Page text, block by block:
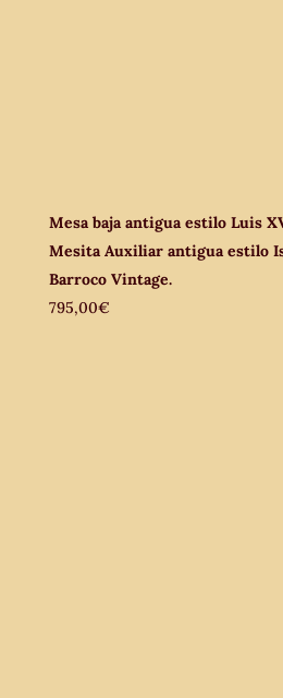
Mesa baja antigua estilo Luis
Mesita Auxiliar antigua estilo
Barroco Vintage.
795,00€